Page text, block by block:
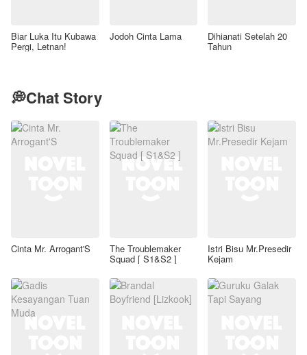
Biar Luka Itu Kubawa
Pergi, Letnan!
Jodoh Cinta Lama Dihianati Setelah 20
Tahun
💭Chat Story
Cinta Mr. Arrogant'S The Troublemaker
Squad [ S1&S2 ]
Istri Bisu Mr.Presedir
Kejam